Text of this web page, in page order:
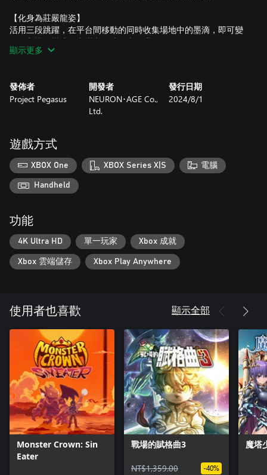
【化身為莊嚴龍姿】
活用三段跳躍，在平台間移動的同時收集場地中的墨滴，即可變
身進入龍化模式，充滿力量地向上飛升。
顯示更多
發佈者
Project Pegasus
開發者
NEURON･AGE Co.,
Ltd.
發行日期
2024/8/1
遊戲方式
XBOX One XBOX Series X|S 電腦
Handheld
功能
4K Ultra HD 單一玩家 Xbox 成就
Xbox 雲端儲存 Xbox Play Anywhere
使用者也喜歡 顯示全部
Monster Crown: Sin
Eater
戰場的賦格曲3
NT$1,359.00
-40%
魔塔